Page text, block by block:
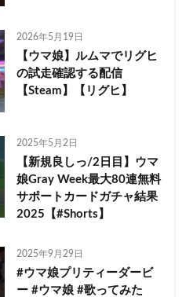
2026年5月19日
【ウマ娘】ルムマでリグヒ
の試走確認する配信
【Steam】【リグヒ】
2025年5月2日
【新規良しっ/2日目】ウマ
娘Gray Week最大80連無料
サポートカードガチャ結果
2025【#Shorts】
2025年9月29日
#ウマ娘プリティーダービ
ー #ウマ娘 #歌ってみた